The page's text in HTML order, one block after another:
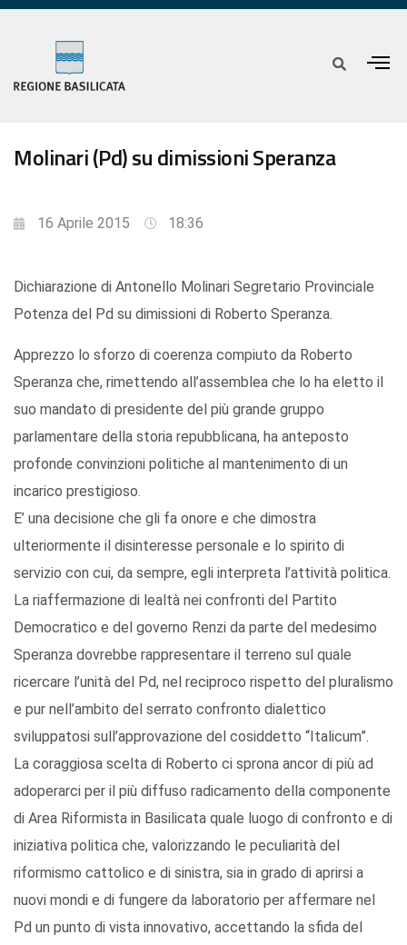
Molinari (Pd) su dimissioni Speranza
16 Aprile 2015 18:36
Dichiarazione di Antonello Molinari Segretario Provinciale
Potenza del Pd su dimissioni di Roberto Speranza.
Apprezzo lo sforzo di coerenza compiuto da Roberto
Speranza che, rimettendo all’assemblea che lo ha eletto il
suo mandato di presidente del più grande gruppo
parlamentare della storia repubblicana, ha anteposto
profonde convinzioni politiche al mantenimento di un
incarico prestigioso.
E’ una decisione che gli fa onore e che dimostra
ulteriormente il disinteresse personale e lo spirito di
servizio con cui, da sempre, egli interpreta l’attività politica.
La riaffermazione di lealtà nei confronti del Partito
Democratico e del governo Renzi da parte del medesimo
Speranza dovrebbe rappresentare il terreno sul quale
ricercare l’unità del Pd, nel reciproco rispetto del pluralismo
e pur nell’ambito del serrato confronto dialettico
sviluppatosi sull’approvazione del cosiddetto “Italicum”.
La coraggiosa scelta di Roberto ci sprona ancor di più ad
adoperarci per il più diffuso radicamento della componente
di Area Riformista in Basilicata quale luogo di confronto e di
iniziativa politica che, valorizzando le peculiarità del
riformismo cattolico e di sinistra, sia in grado di aprirsi a
nuovi mondi e di fungere da laboratorio per affermare nel
Pd un punto di vista innovativo, accettando la sfida del